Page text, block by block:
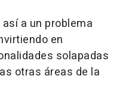
a un problema
en
solapadas
otras áreas de la